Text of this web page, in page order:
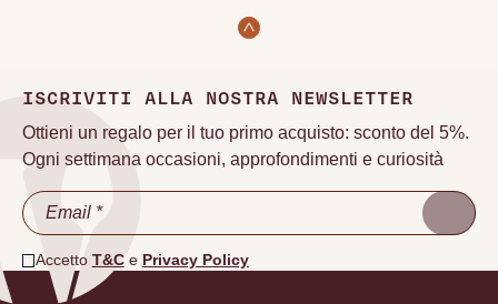
ISCRIVITI ALLA NOSTRA NEWSLETTER
Ottieni un regalo per il tuo primo acquisto: sconto del 5%.
Ogni settimana occasioni, approfondimenti e curiosità
Accetto T&Ce Privacy Policy